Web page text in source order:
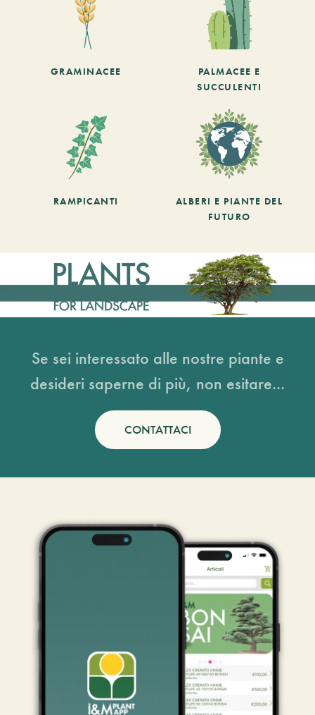
GRAMINACEE
PALMACEE E
SUCCULENTI
RAMPICANTI
ALBERI E PIANTE DEL
FUTURO
Se sei interessato alle nostre piante e
desideri saperne di più, non esitare...
CONTATTACI